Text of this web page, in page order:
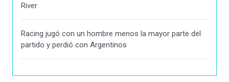
River
Racing jugó con un hombre menos la mayor parte del
partido y perdió con Argentinos